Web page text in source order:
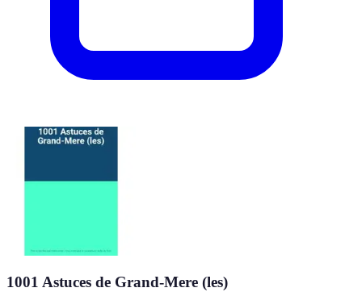
1001 Astuces de Grand-Mere (les)